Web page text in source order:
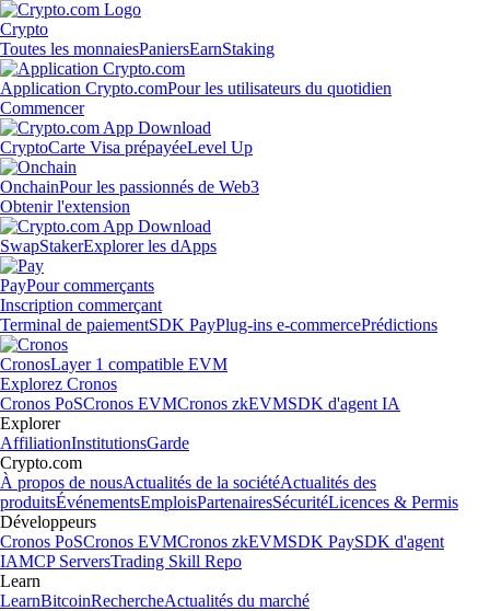
Crypto
Toutes les monnaiesPaniersEarnStaking
Application Crypto.comPour les utilisateurs du quotidien
Commencer
CryptoCarte Visa prépayéeLevel Up
OnchainPour les passionnés de Web3
Obtenir l'extension
SwapStakerExplorer les dApps
PayPour commerçants
Inscription commerçant
Terminal de paiementSDK PayPlug-ins e-commercePrédictions
CronosLayer 1 compatible EVM
Explorez Cronos
Cronos PoSCronos EVMCronos zkEVMSDK d'agent IA
Explorer
AffiliationInstitutionsGarde
Crypto.com
À propos de nousActualités de la sociétéActualités des
produitsÉvénementsEmploisPartenairesSécuritéLicences & Permis
Développeurs
Cronos PoSCronos EVMCronos zkEVMSDK PaySDK d'agent
IAMCP ServersTrading Skill Repo
Learn
LearnBitcoinRechercheActualités du marché